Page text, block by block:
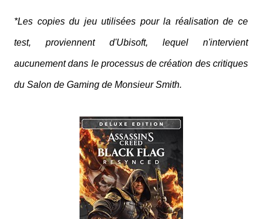
*Les copies du jeu utilisées pour la réalisation de ce
test, proviennent d'Ubisoft, lequel n'intervient
aucunement dans le processus de création des critiques
du Salon de Gaming de Monsieur Smith.